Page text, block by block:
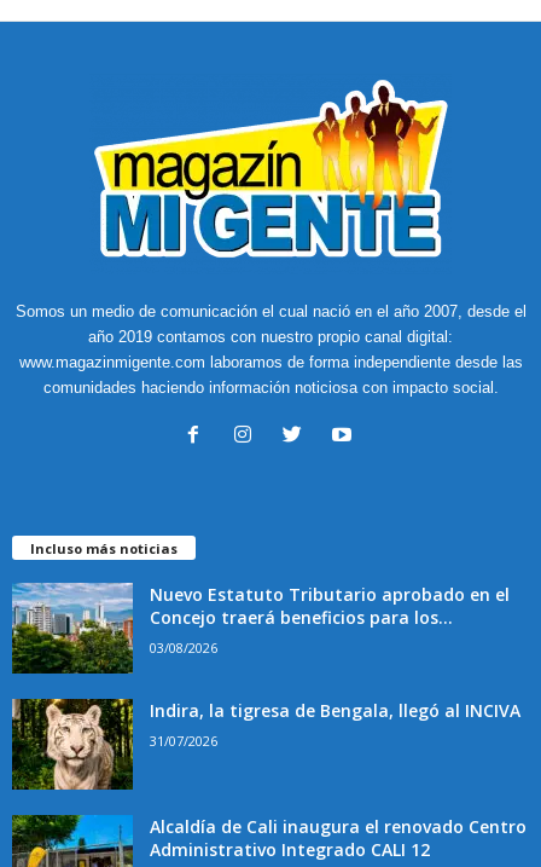
Somos un medio de comunicación el cual nació en el año 2007, desde el
año 2019 contamos con nuestro propio canal digital:
www.magazinmigente.com laboramos de forma independiente desde las
comunidades haciendo información noticiosa con impacto social.
Incluso más noticias
Nuevo Estatuto Tributario aprobado en el
Concejo traerá beneficios para los...
03/08/2026
Indira, la tigresa de Bengala, llegó al INCIVA
31/07/2026
Alcaldía de Cali inaugura el renovado Centro
Administrativo Integrado CALI 12